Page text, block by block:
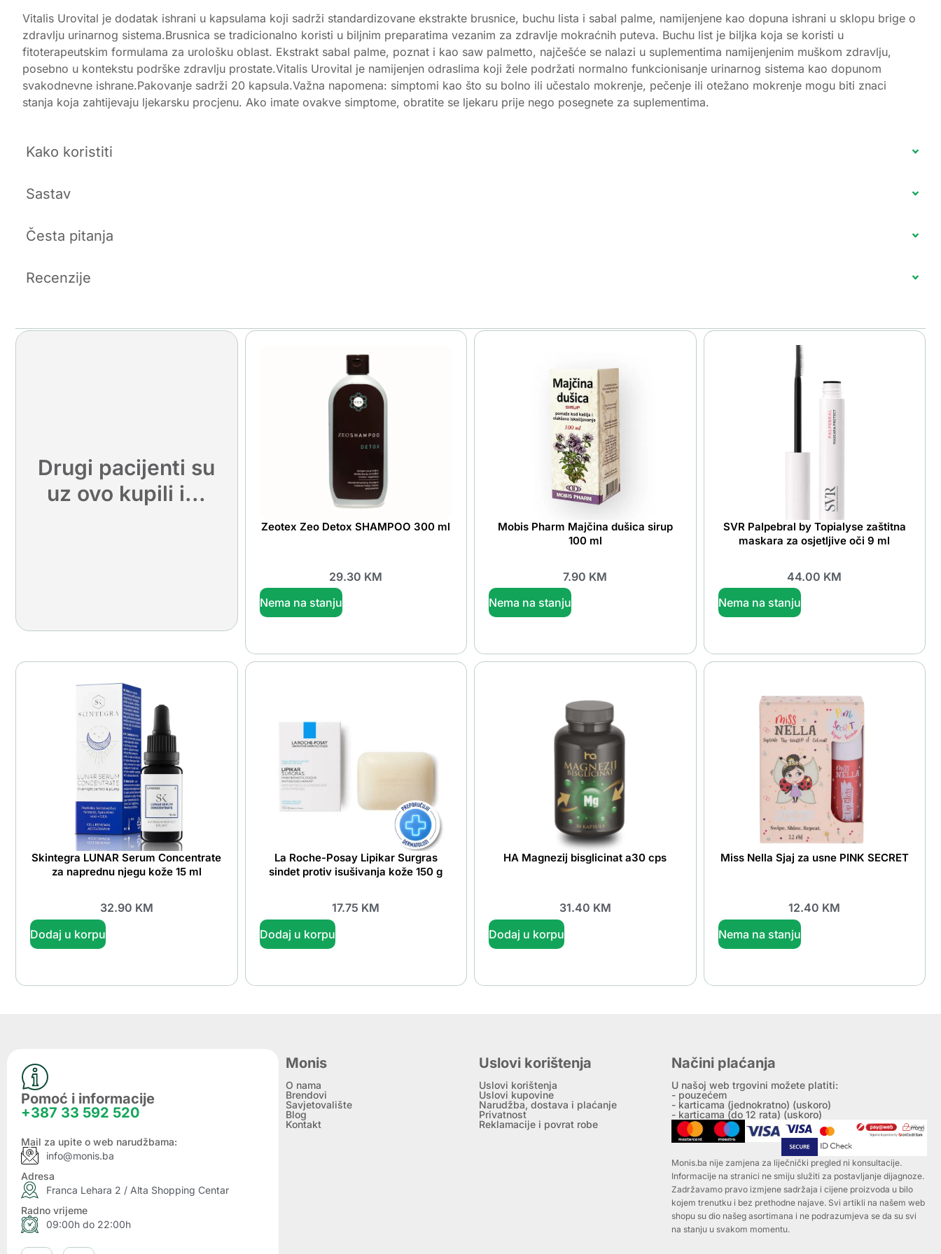
Vitalis Urovital je dodatak ishrani u kapsulama koji sadrži standardizovane ekstrakte brusnice, buchu lista i sabal palme, namijenjene kao dopuna ishrani u sklopu brige o
zdravlju urinarnog sistema.Brusnica se tradicionalno koristi u biljnim preparatima vezanim za zdravlje mokraćnih puteva. Buchu list je biljka koja se koristi u
fitoterapeutskim formulama za urološku oblast. Ekstrakt sabal palme, poznat i kao saw palmetto, najčešće se nalazi u suplementima namijenjenim muškom zdravlju,
posebno u kontekstu podrške zdravlju prostate.Vitalis Urovital je namijenjen odraslima koji žele podržati normalno funkcionisanje urinarnog sistema kao dopunom
svakodnevne ishrane.Pakovanje sadrži 20 kapsula.Važna napomena: simptomi kao što su bolno ili učestalo mokrenje, pečenje ili otežano mokrenje mogu biti znaci
stanja koja zahtijevaju ljekarsku procjenu. Ako imate ovakve simptome, obratite se ljekaru prije nego posegnete za suplementima.
Kako koristiti
Sastav
Česta pitanja
Recenzije
Drugi pacijenti su
uz ovo kupili i...
Zeotex Zeo Detox SHAMPOO 300 ml
29.30 KM
Nema na stanju
Mobis Pharm Majčina dušica sirup
100 ml
7.90 KM
Nema na stanju
SVR Palpebral by Topialyse zaštitna
maskara za osjetljive oči 9 ml
44.00 KM
Nema na stanju
Skintegra LUNAR Serum Concentrate
za naprednu njegu kože 15 ml
32.90 KM
Dodaj u korpu
La Roche-Posay Lipikar Surgras
sindet protiv isušivanja kože 150 g
17.75 KM
Dodaj u korpu
HA Magnezij bisglicinat a30 cps
31.40 KM
Dodaj u korpu
Miss Nella Sjaj za usne PINK SECRET
12.40 KM
Nema na stanju
Pomoć i informacije
+387 33 592 520
Mail za upite o web narudžbama:
info@monis.ba
Adresa
Franca Lehara 2 / Alta Shopping Centar
Radno vrijeme
09:00h do 22:00h
Monis
O nama
Brendovi
Savjetovalište
Blog
Kontakt
Uslovi korištenja
Uslovi korištenja
Uslovi kupovine
Narudžba, dostava i plaćanje
Privatnost
Reklamacije i povrat robe
Načini plaćanja
U našoj web trgovini možete platiti:
- pouzećem
- karticama (jednokratno) (uskoro)
- karticama (do 12 rata) (uskoro)
Monis.ba nije zamjena za liječnički pregled ni konsultacije.
Informacije na stranici ne smiju služiti za postavljanje dijagnoze.
Zadržavamo pravo izmjene sadržaja i cijene proizvoda u bilo
kojem trenutku i bez prethodne najave. Svi artikli na našem web
shopu su dio našeg asortimana i ne podrazumjeva se da su svi
na stanju u svakom momentu.